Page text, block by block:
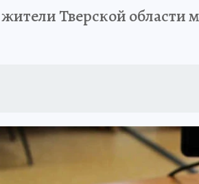
жители Тверской